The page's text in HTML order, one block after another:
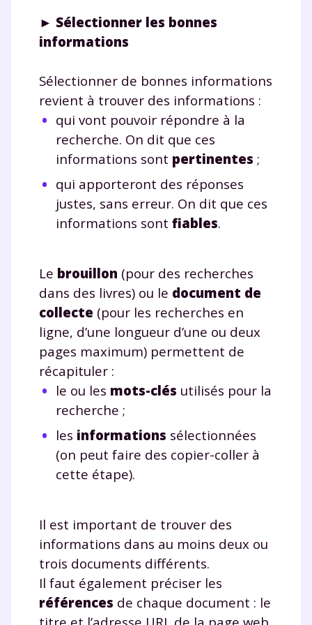
► Sélectionner les bonnes
informations
Sélectionner de bonnes informations
revient à trouver des informations :
qui vont pouvoir répondre à la
recherche. On dit que ces
informations sont pertinentes ;
qui apporteront des réponses
justes, sans erreur. On dit que ces
informations sont fiables.
Le brouillon (pour des recherches
dans des livres) ou le document de
collecte (pour les recherches en
ligne, d’une longueur d’une ou deux
pages maximum) permettent de
récapituler :
le ou les mots-clés utilisés pour la
recherche ;
les informations sélectionnées
(on peut faire des copier-coller à
cette étape).
Il est important de trouver des
informations dans au moins deux ou
trois documents différents.
Il faut également préciser les
références de chaque document : le
Envie de progresser
année scolaire ?